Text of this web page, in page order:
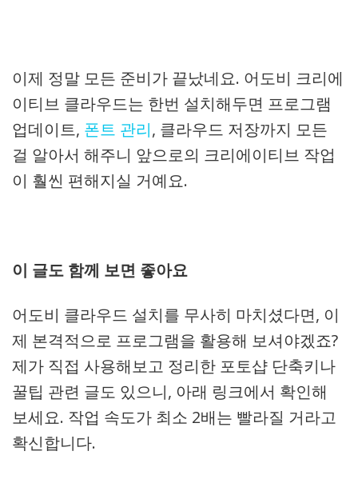
이제 정말 모든 준비가 끝났네요. 어도비 크리에
이티브 클라우드는 한번 설치해두면 프로그램
업데이트, 폰트 관리, 클라우드 저장까지 모든
걸 알아서 해주니 앞으로의 크리에이티브 작업
이 훨씬 편해지실 거예요.
이 글도 함께 보면 좋아요
어도비 클라우드 설치를 무사히 마치셨다면, 이
제 본격적으로 프로그램을 활용해 보셔야겠죠?
제가 직접 사용해보고 정리한 포토샵 단축키나
꿀팁 관련 글도 있으니, 아래 링크에서 확인해
보세요. 작업 속도가 최소 2배는 빨라질 거라고
확신합니다.